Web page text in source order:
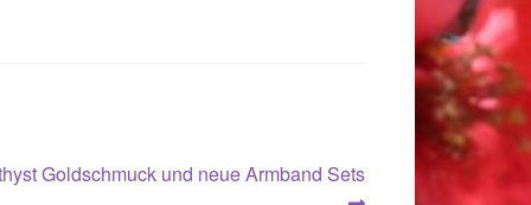
Goldschmuck und neue Armband Sets